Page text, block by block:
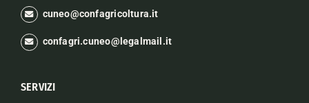
cuneo@confagricoltura.it
confagri.cuneo@legalmail.it
SERVIZI